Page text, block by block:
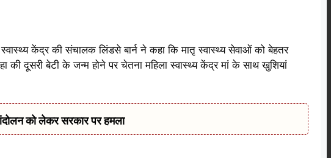
केंद्र की संचालक लिंडसे बार्न ने कहा कि मातृ स्वास्थ्य सेवाओं को बेहतर
दूसरी बेटी के जन्म होने पर चेतना महिला स्वास्थ्य केंद्र मां के साथ खुशियां
को लेकर सरकार पर हमला